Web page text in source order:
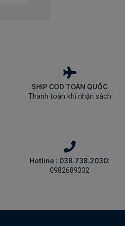
SHIP COD TOÀN QUỐC
Thanh toán khi nhận sách
Hotline : 038.738.2030:
0982689332